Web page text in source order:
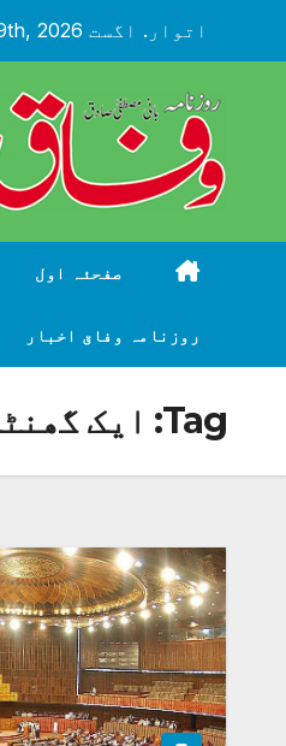
اتوار. اگست 9th, 2026
صفحئہ اول
روزنامہ وفاق اخبار
Tag: ایک